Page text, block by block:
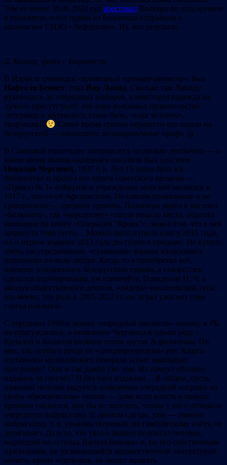
Тем не менее 30.06.2022 суд арестовал Колкера по подозрению
в госизмене, и его прямо из больницы отправили в
московское СИЗО «Лефортово». Ну, вот результат.
Д. Колкер, фото с kasparov.ru
В Израиле сменился «временный премьер-министр»: был
Нафтали Беннет, стал Яир Лапид. Сколько там Лапиду
руководить до очередных выборов, а некоторая надежда на
лучшее присутствует: всё-таки возглавил правительство
литератор и журналист, стало быть, «наш человек»,
творческий
Самое время срочно перевести его пиесы на
белорусский — пoспешите, великоразумные профи :))
В Синеокой полугодие завершилось несколько необычно — в
конце июня звания народного писателя был удостоен
Николай Чергинец, 1937 г. р. Лет 15 назад брал я в
библиотеке и прочёл его книги советского времени —
«Приказ № 1» о Фрунзе и учреждении минской милиции в
1917 г., что-то об Афганистане. Не совсем провальные и не
грандиозные — средний уровень. Позавчера зашёл в магазин
«Белкниги», где «народному» отвели немало места, обратил
внимание на книгу «Операция “Кровь”», зная о том, что в ней
затронута тема гетто… Можно было купить книгу 2015 года,
но и первое издание 2013 года доступно в продаже. Не купил:
очень уж усреднённым, «суконным» языком изъяснялись
персонажи по воле автора. Когда-то я приобретал всё,
имевшее отношение к белорусским евреям, а повзрослев,
сделался переборчивым, уж извиняйте. Поведение Н. Ч. в
амплуа общественного деятеля, «лидера» писательской тусы
(по-моему, эту роль в 2005-2022 гг. он играл ужасно) тоже
слегка повлияло.
С середины 1990-х звание «народный писатель» никому в РБ
не присуждалось, и появление Чергинца в одном ряду с
Купалой и Коласом вызвало поток шуток & филиппик. По
мне, так особого вреда от «спецмероприятия» нет. Книги
отставного милицейского генерала усеют школьную
программу? Они и так давно уже там. Их начнут обильно
издавать за госсчёт? И без того издавали… В общем, пусть
пожилой человек радуется появлению очередной награды на
своём «брежневском» кителе — даже если власть в скором
времени сменится, мне бы не хотелось, чтобы у него отбирали
очередную побрякушку. В данном случае, увы — именно
побрякушку, т. к. уровень творений, по гамбургскому счёту, не
дотягивает. Да и то, что указ о звании подписал человек,
выросший на «стихах Василя Быкова» и, по его собственным
признаниям, не увлекающийся художественной литературой,
ничего, кроме недоверия, не может вызвать.